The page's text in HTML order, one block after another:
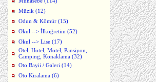
Müzik (12)
Odun & Kömür (15)
Okul --> İlköğretim (52)
Okul --> Lise (17)
Otel, Hotel, Motel, Pansiyon,
Camping, Konaklama (32)
Oto Bayii / Galeri (14)
Oto Kiralama (6)